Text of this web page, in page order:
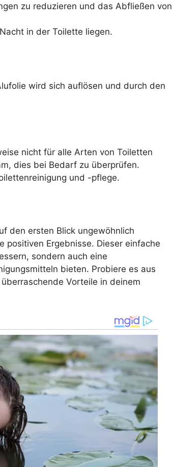
zu reduzieren und das Abfließen von
in der Toilette liegen.
wird sich auflösen und durch den
nicht für alle Arten von Toiletten
dies bei Bedarf zu überprüfen.
und -pflege.
den ersten Blick ungewöhnlich
positiven Ergebnisse. Dieser einfache
sondern auch eine
bieten. Probiere es aus
Vorteile in deinem